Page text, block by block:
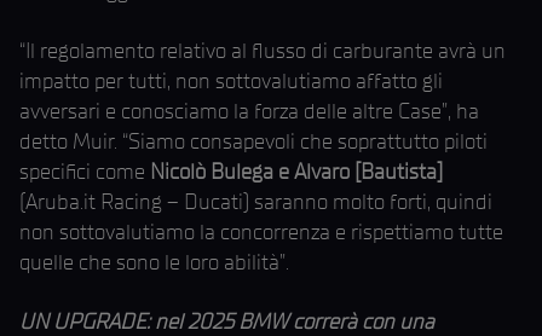
“Il regolamento relativo al flusso di carburante avrà un
impatto per tutti, non sottovalutiamo affatto gli
avversari e conosciamo la forza delle altre Case”, ha
detto Muir. “Siamo consapevoli che soprattutto piloti
specifici come Nicolò Bulega e Alvaro [Bautista]
(Aruba.it Racing – Ducati) saranno molto forti, quindi
non sottovalutiamo la concorrenza e rispettiamo tutte
quelle che sono le loro abilità”.
UN UPGRADE: nel 2025 BMW correrà con una